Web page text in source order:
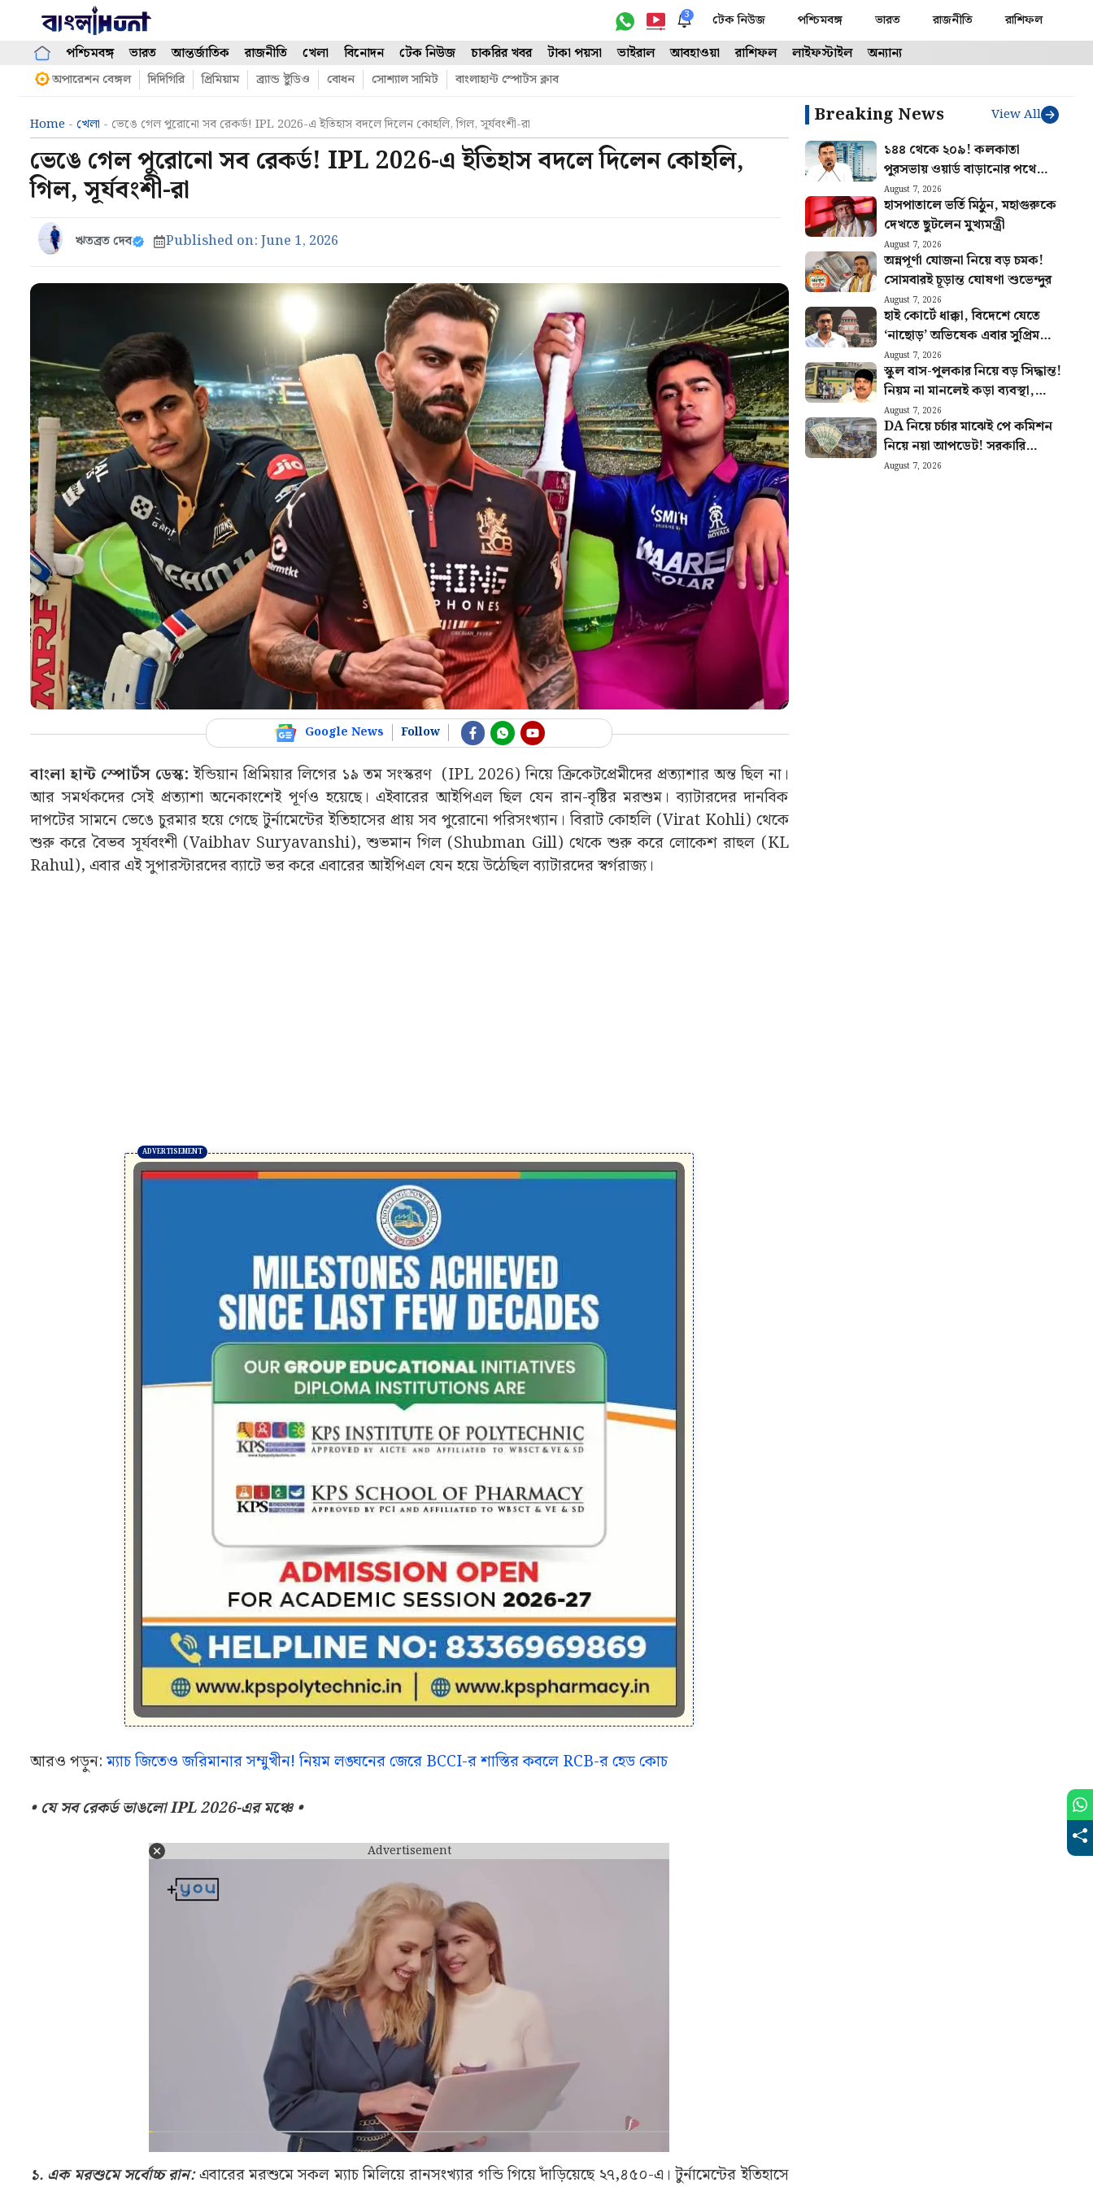
content
3 টেক নিউজ পশ্চিমবঙ্গ ভারত রাজনীতি রাশিফল
পশ্চিমবঙ্গ ভারত আন্তর্জাতিক রাজনীতি খেলা বিনোদন টেক নিউজ চাকরির খবর টাকা পয়সা ভাইরাল আবহাওয়া রাশিফল লাইফস্টাইল অন্যান্য
অপারেশন বেঙ্গল দিদিগিরি প্রিমিয়াম ব্র্যান্ড ষ্টুডিও বোধন সোশ্যাল সামিট বাংলাহান্ট স্পোর্টস ক্লাব
Home - খেলা - ভেঙে গেল পুরোনো সব রেকর্ড! IPL 2026-এ ইতিহাস বদলে দিলেন কোহলি, গিল, সূর্যবংশী-রা
ভেঙে গেল পুরোনো সব রেকর্ড! IPL 2026-এ ইতিহাস বদলে দিলেন কোহলি,
গিল, সূর্যবংশী-রা
ঋতব্রত দেব Published on: June 1, 2026
Google News Follow
বাংলা হান্ট স্পোর্টস ডেস্ক:ইন্ডিয়ান প্রিমিয়ার লিগের ১৯ তম সংস্করণ (IPL 2026) নিয়ে ক্রিকেটপ্রেমীদের প্রত্যাশার অন্ত ছিল না।
আর সমর্থকদের সেই প্রত্যাশা অনেকাংশেই পূর্ণও হয়েছে। এইবারের আইপিএল ছিল যেন রান-বৃষ্টির মরশুম। ব্যাটারদের দানবিক
দাপটের সামনে ভেঙে চুরমার হয়ে গেছে টুর্নামেন্টের ইতিহাসের প্রায় সব পুরোনো পরিসংখ্যান। বিরাট কোহলি (Virat Kohli) থেকে
শুরু করে বৈভব সূর্যবংশী (Vaibhav Suryavanshi), শুভমান গিল (Shubman Gill) থেকে শুরু করে লোকেশ রাহুল (KL
Rahul), এবার এই সুপারস্টারদের ব্যাটে ভর করে এবারের আইপিএল যেন হয়ে উঠেছিল ব্যাটারদের স্বর্গরাজ্য।
আরও পড়ুন:ম্যাচ জিতেও জরিমানার সম্মুখীন! নিয়ম লঙ্ঘনের জেরে BCCI-র শাস্তির কবলে RCB-র হেড কোচ
• যে সব রেকর্ড ভাঙলো IPL 2026-এর মঞ্চে •
Advertisement
১. এক মরশুমে সর্বোচ্চ রান:এবারের মরশুমে সকল ম্যাচ মিলিয়ে রানসংখ্যার গন্ডি গিয়ে দাঁড়িয়েছে ২৭,৪৫০-এ। টুর্নামেন্টের ইতিহাসে
Breaking News View All
১৪৪ থেকে ২০৯! কলকাতা
পুরসভায় ওয়ার্ড বাড়ানোর পথে
রাজ্য
August 7, 2026
হাসপাতালে ভর্তি মিঠুন, মহাগুরুকে
দেখতে ছুটলেন মুখ্যমন্ত্রী
August 7, 2026
অন্নপূর্ণা যোজনা নিয়ে বড় চমক!
সোমবারই চূড়ান্ত ঘোষণা শুভেন্দুর
August 7, 2026
হাই কোর্টে ধাক্কা, বিদেশে যেতে
‘নাছোড়’ অভিষেক এবার সুপ্রিম
কোর্টের দরজায়
August 7, 2026
স্কুল বাস-পুলকার নিয়ে বড় সিদ্ধান্ত!
নিয়ম না মানলেই কড়া ব্যবস্থা,
জানাল পরিবহণ মন্ত্রী
August 7, 2026
DA নিয়ে চর্চার মাঝেই পে কমিশন
নিয়ে নয়া আপডেট! সরকারি
কর্মীদের জন্য বড় খবর
August 7, 2026